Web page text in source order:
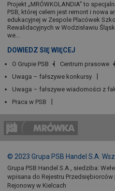
Projekt „MRÓWKOLANDIA” to
PSB, której celem jest remont i nowa
edukacyjnej w Zespole Placówek
Rewalidacyjnych w Wodzisławiu
we...
DOWIEDZ SIĘ WIĘCEJ
O Grupie PSB Centrum prasowe
Uwaga – fałszywe konkursy
Uwaga – fałszywe wiadomości z
Praca w PSB
© 2023 Grupa PSB Handel S.A.
Grupa PSB Handel S.A., siedziba:
wpisana do Rejestru
Rejonowy w Kielcach